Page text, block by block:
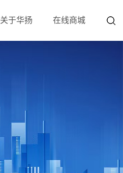
关于华扬 在线商城